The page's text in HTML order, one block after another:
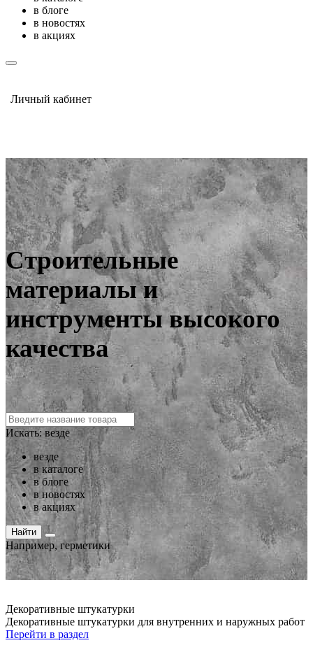
в блоге
в новостях
в акциях
Личный кабинет
Строительные
материалы и
инструменты высокого
качества
Искать:везде
везде
в каталоге
в блоге
в новостях
в акциях
Найти
Например,герметики
Декоративные штукатурки
Декоративные штукатурки для внутренних и наружных работ
Перейти в раздел